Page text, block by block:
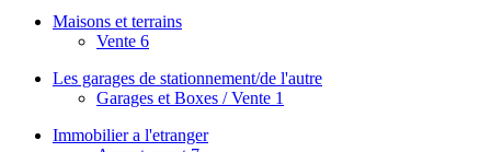
Maisons et terrains
Vente 6
Les garages de stationnement/de l'autre
Garages et Boxes / Vente 1
Immobilier a l'etranger